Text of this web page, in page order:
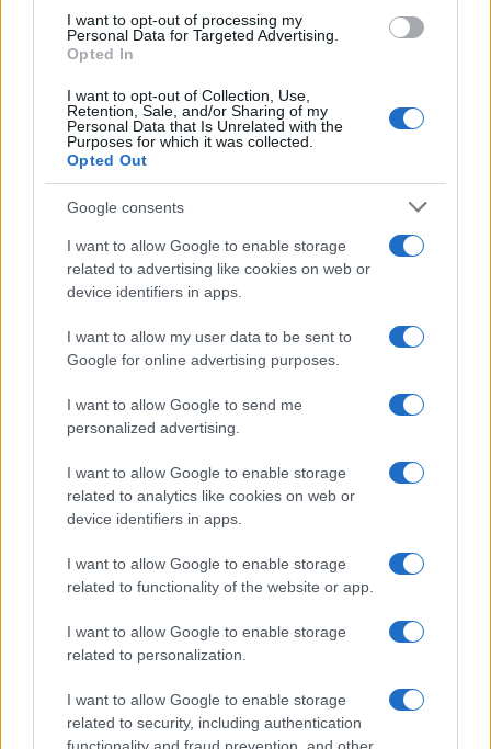
consent section.
I want to opt-out of processing my
Personal Data for Targeted Advertising.
Opted In
I want to opt-out of Collection, Use,
Retention, Sale, and/or Sharing of my
Personal Data that Is Unrelated with the
Purposes for which it was collected.
Opted Out
Google consents
I want to allow Google to enable storage
related to advertising like cookies on web or
device identifiers in apps.
I want to allow my user data to be sent to
Google for online advertising purposes.
I want to allow Google to send me
personalized advertising.
I want to allow Google to enable storage
related to analytics like cookies on web or
device identifiers in apps.
I want to allow Google to enable storage
related to functionality of the website or app.
I want to allow Google to enable storage
related to personalization.
I want to allow Google to enable storage
related to security, including authentication
FRASI
Frasi celebri
Frasi da condividere
Poesie
FILM
Frasi dei film
Frasi film più lette
Incipit dei film
Film più cercati
Frasi sul cinema
SERVIZI
Mappa del sito
Cookie Policy
Frasi suddivise per tema
Indice degli autori
Aforismi .meglio.it è l'archivio web dedicato a frasi,
aforismi e citazioni più grande del web (137.905 frasi in